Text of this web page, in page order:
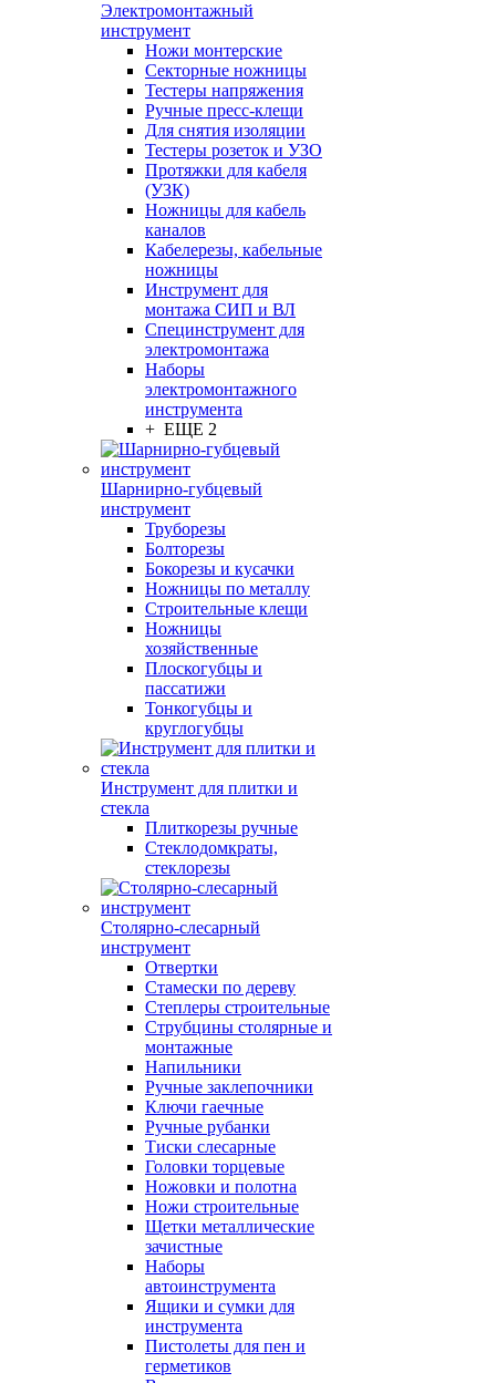
Электромонтажный
инструмент
Ножи монтерские
Секторные ножницы
Тестеры напряжения
Ручные пресс-клещи
Для снятия изоляции
Тестеры розеток и УЗО
Протяжки для кабеля
(УЗК)
Ножницы для кабель
каналов
Кабелерезы, кабельные
ножницы
Инструмент для
монтажа СИП и ВЛ
Специнструмент для
электромонтажа
Наборы
электромонтажного
инструмента
+ ЕЩЕ 2
Шарнирно-губцевый
инструмент
Труборезы
Болторезы
Бокорезы и кусачки
Ножницы по металлу
Строительные клещи
Ножницы
хозяйственные
Плоскогубцы и
пассатижи
Тонкогубцы и
круглогубцы
Инструмент для плитки и
стекла
Плиткорезы ручные
Стеклодомкраты,
стеклорезы
Столярно-слесарный
инструмент
Отвертки
Стамески по дереву
Степлеры строительные
Струбцины столярные и
монтажные
Напильники
Ручные заклепочники
Ключи гаечные
Ручные рубанки
Тиски слесарные
Головки торцевые
Ножовки и полотна
Ножи строительные
Щетки металлические
зачистные
Наборы
автоинструмента
Ящики и сумки для
инструмента
Пистолеты для пен и
герметиков